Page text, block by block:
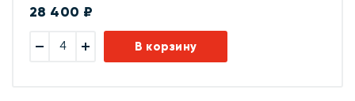
28 400 ₽
В корзину